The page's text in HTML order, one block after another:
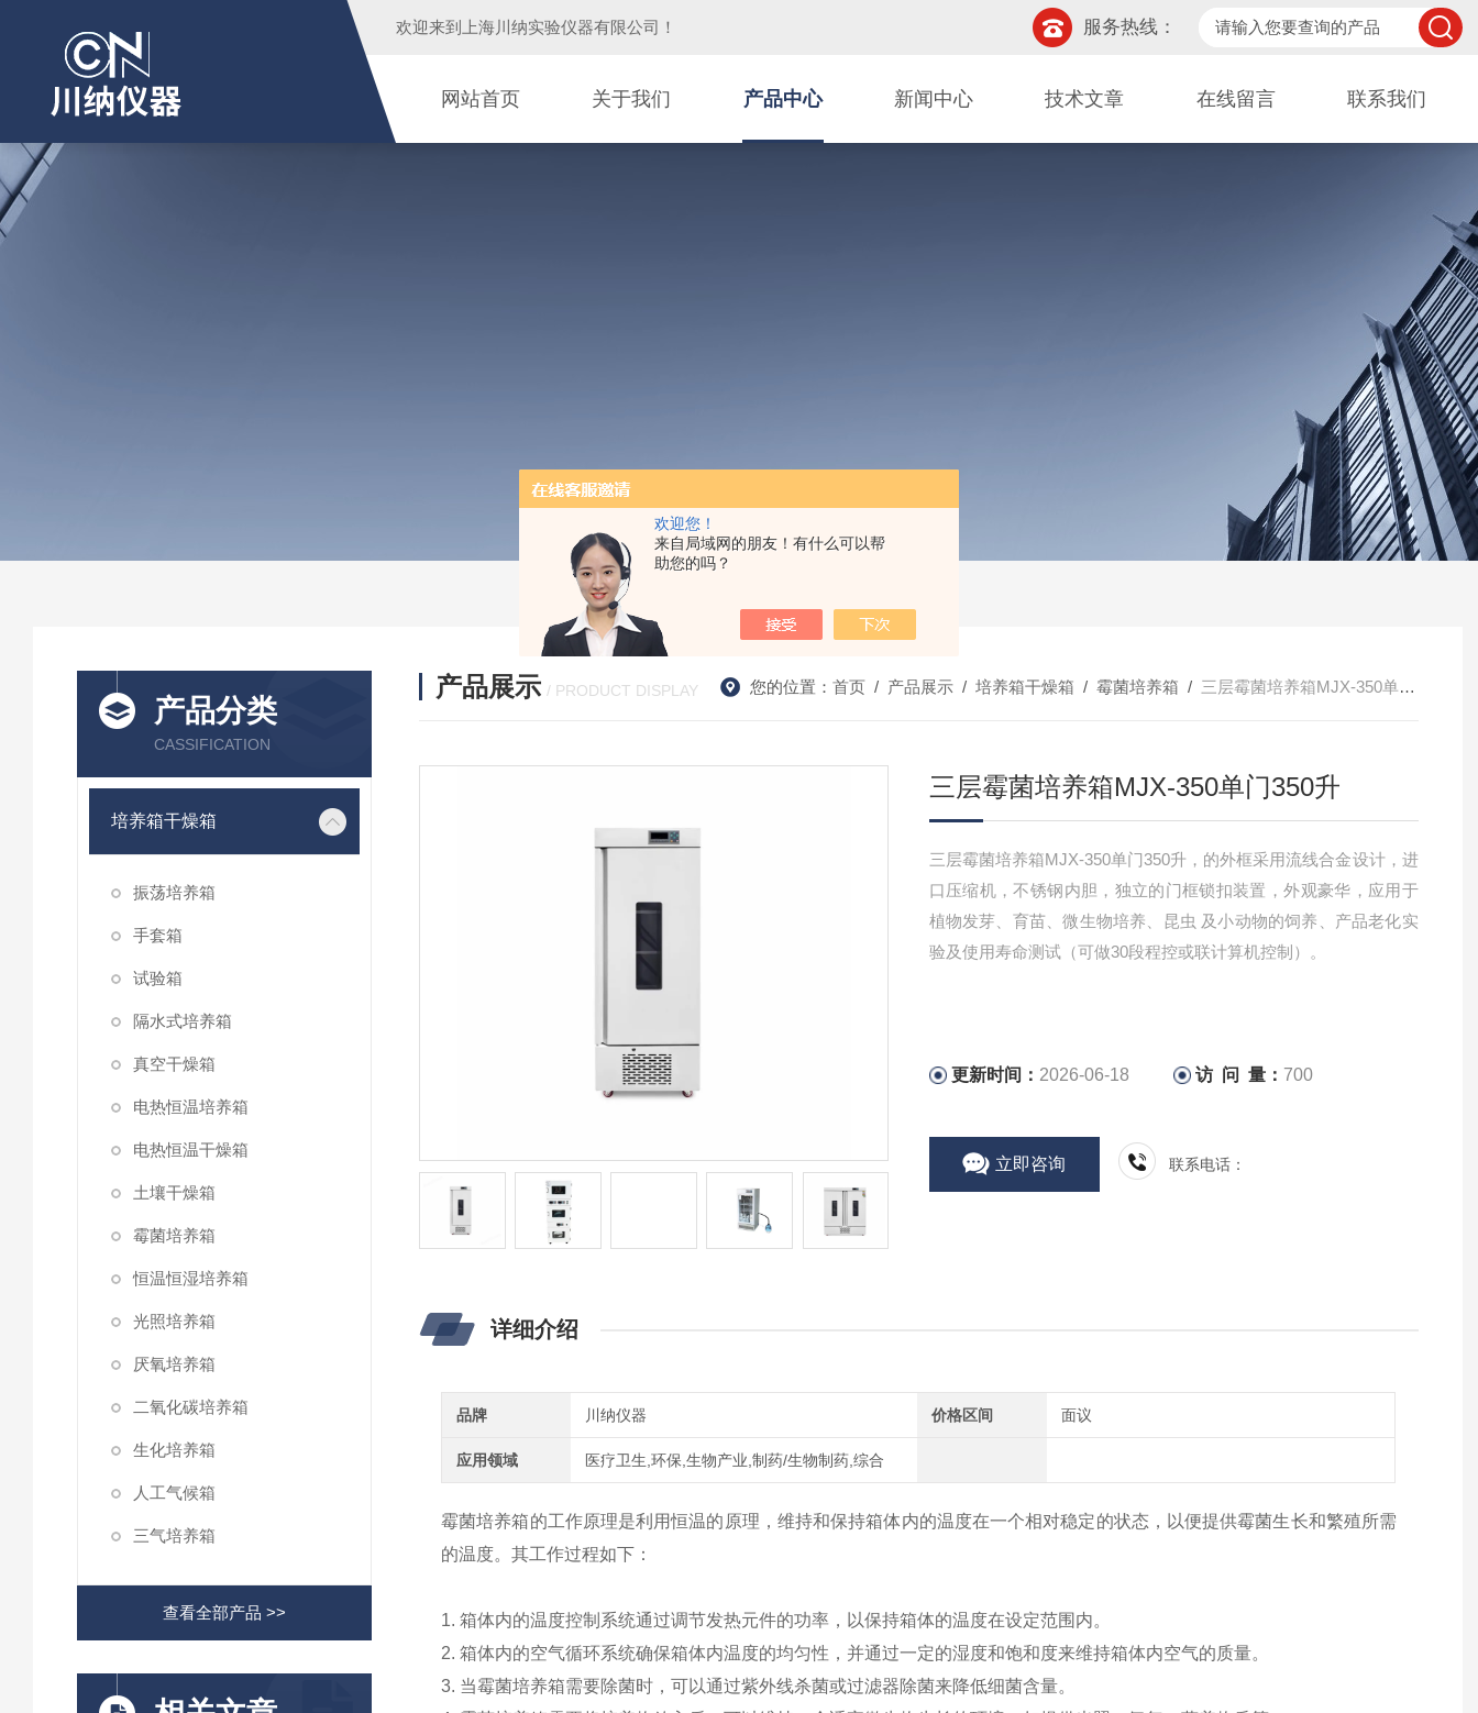
欢迎您！
来自局域网的朋友！有什么可以帮
助您的吗？
欢迎来到 上海川纳实验仪器有限公司 ！ 服务热线：
网站首页 关于我们 产品中心 新闻中心 技术文章 在线留言 联系我们
产品分类
CASSIFICATION
培养箱干燥箱
振荡培养箱
手套箱
试验箱
隔水式培养箱
真空干燥箱
电热恒温培养箱
电热恒温干燥箱
土壤干燥箱
霉菌培养箱
恒温恒湿培养箱
光照培养箱
厌氧培养箱
二氧化碳培养箱
生化培养箱
人工气候箱
三气培养箱
查看全部产品 >>
产品展示 / PRODUCT DISPLAY 您的位置： 首页/ 产品展示/ 培养箱干燥箱 / 霉菌培养箱 / 三层霉菌培养箱MJX-350单门350升
三层霉菌培养箱MJX-350单门350升
三层霉菌培养箱MJX-350单门350升，的外框采用流线合金设计，进
口压缩机，不锈钢内胆，独立的门框锁扣装置，外观豪华，应用于
植物发芽、育苗、微生物培养、昆虫 及小动物的饲养、产品老化实
验及使用寿命测试（可做30段程控或联计算机控制）。
更新时间： 2026-06-18 访 问 量： 700
立即咨询 联系电话：
详细介绍
品牌 川纳仪器 价格区间 面议
应用领域 医疗卫生,环保,生物产业,制药/生物制药,综合
霉菌培养箱的工作原理是利用恒温的原理，维持和保持箱体内的温度在一个相对稳定的状态，以便提供霉菌生长和繁殖所需
的温度。其工作过程如下：
1. 箱体内的温度控制系统通过调节发热元件的功率，以保持箱体的温度在设定范围内。
2. 箱体内的空气循环系统确保箱体内温度的均匀性，并通过一定的湿度和饱和度来维持箱体内空气的质量。
3. 当霉菌培养箱需要除菌时，可以通过紫外线杀菌或过滤器除菌来降低细菌含量。